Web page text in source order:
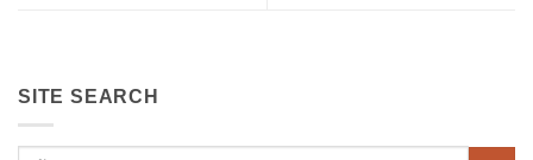
SITE SEARCH